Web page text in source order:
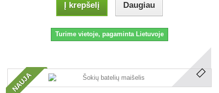
Į krepšelį Daugiau
Turime vietoje, pagaminta Lietuvoje
NAUJA